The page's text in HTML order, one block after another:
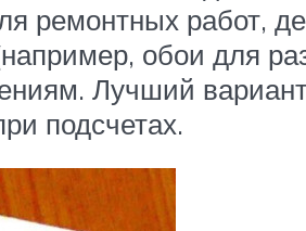
ремонтных работ,
обои для
Лучший
подсчетах.